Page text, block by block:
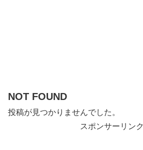
NOT FOUND
投稿が見つかりませんでした。
スポンサーリンク